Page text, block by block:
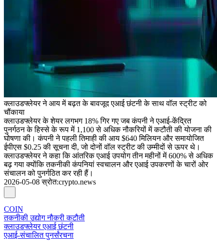
क्लाउडफ्लेयर ने आय में बढ़त के बावजूद एआई छंटनी के साथ वॉल स्ट्रीट को
चौंकाया
क्लाउडफ्लेयर के शेयर लगभग 18% गिर गए जब कंपनी ने एआई-केंद्रित
पुनर्गठन के हिस्से के रूप में 1,100 से अधिक नौकरियों में कटौती की योजना की
घोषणा की। कंपनी ने पहली तिमाही की आय $640 मिलियन और समायोजित
ईपीएस $0.25 की सूचना दी, जो दोनों वॉल स्ट्रीट की उम्मीदों से ऊपर थे।
क्लाउडफ्लेयर ने कहा कि आंतरिक एआई उपयोग तीन महीनों में 600% से अधिक
बढ़ गया क्योंकि तकनीकी कंपनियां स्वचालन और एआई उपकरणों के चारों ओर
संचालन को पुनर्गठित कर रही हैं।
2026-05-08 स्रोत:crypto.news
COIN
तकनीकी उद्योग नौकरी कटौती
क्लाउडफ्लेयर एआई छंटनी
एआई-संचालित पुनर्संरचना